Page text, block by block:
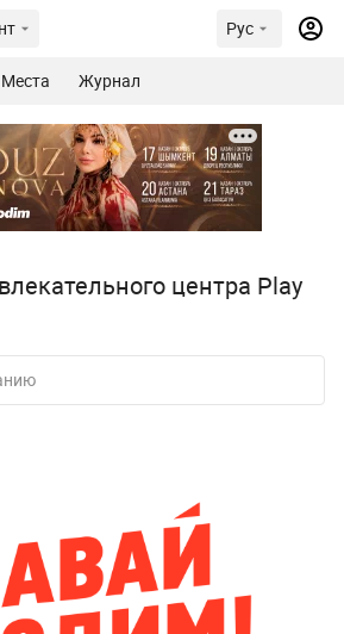
Рус
Места Журнал
центра Play